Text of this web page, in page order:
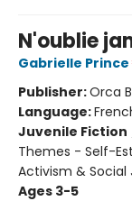
N'oublie
Gabrielle Prince
Publisher:Orca
Language:
Juvenile Fiction
Themes - Self-
Activism & Social
Ages 3-5